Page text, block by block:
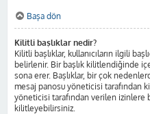
Başa dön
Kilitli başlıklar nedir?
Kilitli başlıklar, kullanıcıların ilgili
belirlenir. Bir başlık kilitlendiğinde
sona erer. Başlıklar, bir çok
mesaj panosu yöneticisi tarafından
yöneticisi tarafından verilen izinlere
kilitleyebilirsiniz.